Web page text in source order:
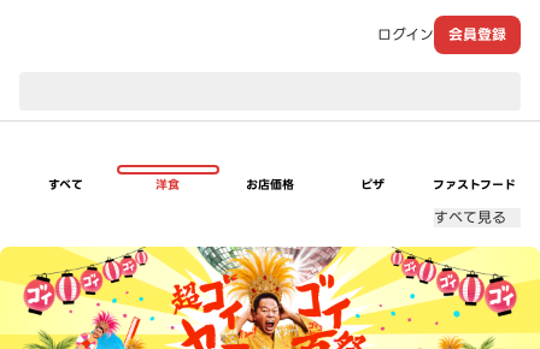
ログイン 会員登録
すべて 洋食 お店価格 ピザ ファストフード
すべて見る
超ゴイゴイヤスー夏祭